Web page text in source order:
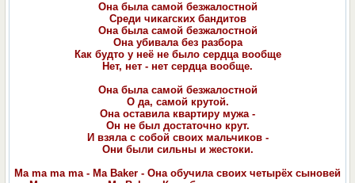
Она была самой безжалостной
Среди чикагских бандитов
Она была самой безжалостной
Она убивала без разбора
Как будто у неё не было сердца вообще
Нет, нет - нет сердца вообще.
Она была самой безжалостной
О да, самой крутой.
Она оставила квартиру мужа -
Он не был достаточно крут.
И взяла с собой своих мальчиков -
Они были сильны и жестоки.
Ma ma ma ma - Ma Baker - Она обучила своих четырёх сыновей